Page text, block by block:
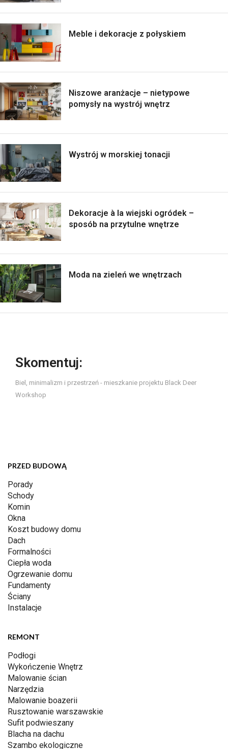
Meble i dekoracje z połyskiem
Niszowe aranżacje – nietypowe
pomysły na wystrój wnętrz
Wystrój w morskiej tonacji
Dekoracje à la wiejski ogródek –
sposób na przytulne wnętrze
Moda na zieleń we wnętrzach
Skomentuj:
Biel, minimalizm i przestrzeń - mieszkanie projektu Black Deer
Workshop
PRZED BUDOWĄ
Porady
Schody
Komin
Okna
Koszt budowy domu
Dach
Formalności
Ciepła woda
Ogrzewanie domu
Fundamenty
Ściany
Instalacje
REMONT
Podłogi
Wykończenie Wnętrz
Malowanie ścian
Narzędzia
Malowanie boazerii
Rusztowanie warszawskie
Sufit podwieszany
Blacha na dachu
Szambo ekologiczne